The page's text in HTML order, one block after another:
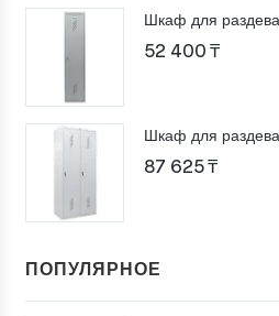
Шкаф для
52 400 ₸
Шкаф для
87 625₸
ПОПУЛЯРНОЕ